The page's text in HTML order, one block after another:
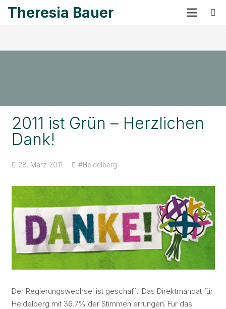
Theresia Bauer
2011 ist Grün – Herzlichen
Dank!
28. März 2011 #Heidelberg
Der Regierungswechsel ist geschafft. Das Direktmandat für
Heidelberg mit 36,7% der Stimmen errungen. Für das